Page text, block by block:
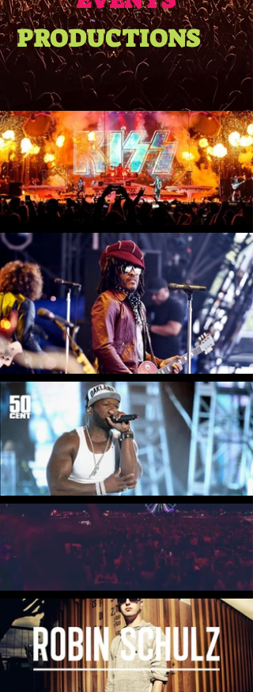
PRODUCTIONS